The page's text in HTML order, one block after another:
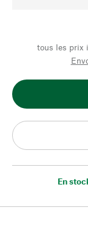
tous les prix
En